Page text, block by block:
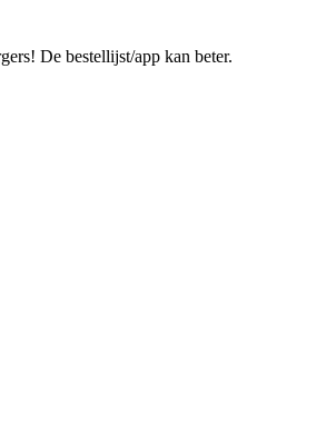
De bestellijst/app kan beter.